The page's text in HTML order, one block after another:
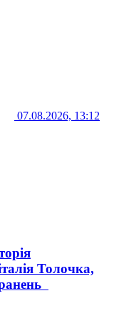
07.08.2026, 13:12
Толочка,